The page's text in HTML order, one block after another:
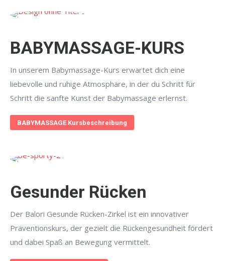
BABYMASSAGE-KURS
In unserem Babymassage-Kurs erwartet dich eine
liebevolle und ruhige Atmosphäre, in der du Schritt für
Schritt die sanfte Kunst der Babymassage erlernst.
BABYMASSAGE Kursbeschreibung
Gesunder Rücken
Der Balori Gesunde Rücken-Zirkel ist ein innovativer
Präventionskurs, der gezielt die Rückengesundheit fördert
und dabei Spaß an Bewegung vermittelt.